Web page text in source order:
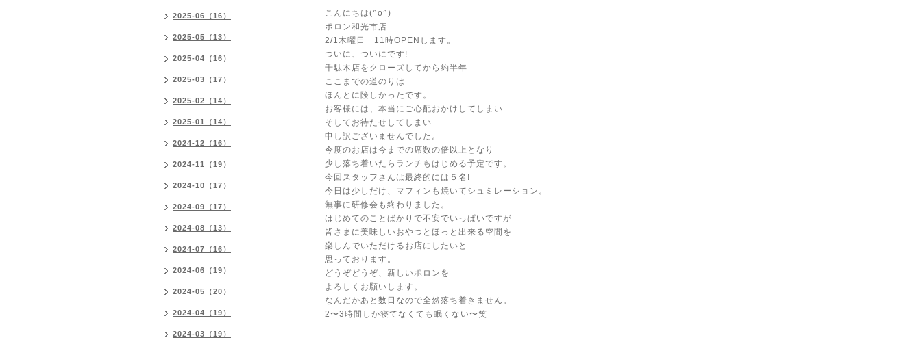
こんにちは(^o^)
ポロン和光市店
2/1木曜日 11時OPENします。
ついに、ついにです!
千駄木店をクローズしてから約半年
ここまでの道のりは
ほんとに険しかったです。
お客様には、本当にご心配おかけしてしまい
そしてお待たせしてしまい
申し訳ございませんでした。
今度のお店は今までの席数の倍以上となり
少し落ち着いたらランチもはじめる予定です。
今回スタッフさんは最終的には５名!
今日は少しだけ、マフィンも焼いてシュミレーション。
無事に研修会も終わりました。
はじめてのことばかりで不安でいっぱいですが
皆さまに美味しいおやつとほっと出来る空間を
楽しんでいただけるお店にしたいと
思っております。
どうぞどうぞ、新しいポロンを
よろしくお願いします。
なんだかあと数日なので全然落ち着きません。
2〜3時間しか寝てなくても眠くない〜笑
2025-06（16）
2025-05（13）
2025-04（16）
2025-03（17）
2025-02（14）
2025-01（14）
2024-12（16）
2024-11（19）
2024-10（17）
2024-09（17）
2024-08（13）
2024-07（16）
2024-06（19）
2024-05（20）
2024-04（19）
2024-03（19）